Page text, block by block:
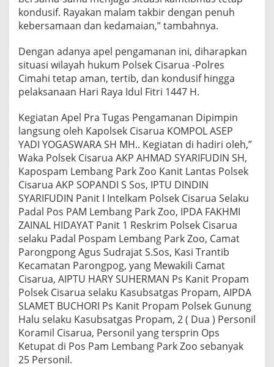
kondusif. Rayakan malam takbir dengan penuh
kebersamaan dan kedamaian,” tambahnya.
Dengan adanya apel pengamanan ini, diharapkan
situasi wilayah hukum Polsek Cisarua -Polres
Cimahi tetap aman, tertib, dan kondusif hingga
pelaksanaan Hari Raya Idul Fitri 1447 H.
Kegiatan Apel Pra Tugas Pengamanan Dipimpin
langsung oleh Kapolsek Cisarua KOMPOL ASEP
YADI YOGASWARA SH MH.. Kegiatan di hadiri oleh,”
Waka Polsek Cisarua AKP AHMAD SYARIFUDIN SH,
Kapospam Lembang Park Zoo Kanit Lantas Polsek
Cisarua AKP SOPANDI S Sos, IPTU DINDIN
SYARIFUDIN Panit I Intelkam Polsek Cisarua Selaku
Padal Pos PAM Lembang Park Zoo, IPDA FAKHMI
ZAINAL HIDAYAT Panit 1 Reskrim Polsek Cisarua
selaku Padal Pospam Lembang Park Zoo, Camat
Parongpong Agus Sudrajat S.Sos, Kasi Trantib
Kecamatan Parongpog, yang Mewakili Camat
Cisarua, AIPTU HARY SUHERMAN Ps Kanit Propam
Polsek Cisarua selaku Kasubsatgas Propam, AIPDA
SLAMET BUCHORI Ps Kanit Propam Polsek Gunung
Halu selaku Kasubsatgas Propam, 2 ( Dua ) Personil
Koramil Cisarua, Personil yang tersprin Ops
Ketupat di Pos Pam Lembang Park Zoo sebanyak
25 Personil.